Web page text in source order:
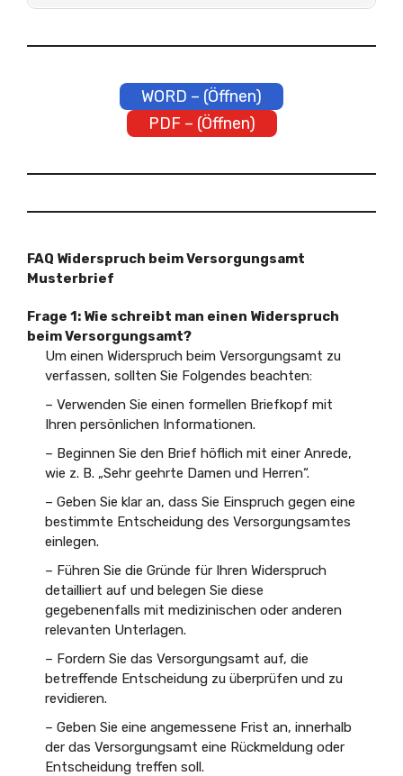
WORD – (Öffnen)
PDF – (Öffnen)
FAQ Widerspruch beim Versorgungsamt
Musterbrief
Frage 1: Wie schreibt man einen Widerspruch
beim Versorgungsamt?
Um einen Widerspruch beim Versorgungsamt zu
verfassen, sollten Sie Folgendes beachten:
– Verwenden Sie einen formellen Briefkopf mit
Ihren persönlichen Informationen.
– Beginnen Sie den Brief höflich mit einer Anrede,
wie z. B. „Sehr geehrte Damen und Herren“.
– Geben Sie klar an, dass Sie Einspruch gegen eine
bestimmte Entscheidung des Versorgungsamtes
einlegen.
– Führen Sie die Gründe für Ihren Widerspruch
detailliert auf und belegen Sie diese
gegebenenfalls mit medizinischen oder anderen
relevanten Unterlagen.
– Fordern Sie das Versorgungsamt auf, die
betreffende Entscheidung zu überprüfen und zu
revidieren.
– Geben Sie eine angemessene Frist an, innerhalb
der das Versorgungsamt eine Rückmeldung oder
Entscheidung treffen soll.